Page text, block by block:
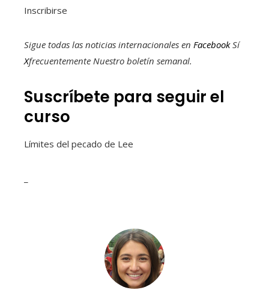
Inscribirse
Sigue todas las noticias internacionales en FacebookSí
Xfrecuentemente Nuestro boletín semanal.
Suscríbete para seguir el
curso
Límites del pecado de Lee